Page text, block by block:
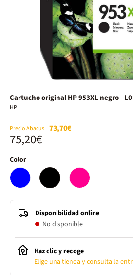
Cartucho original HP 953XL negro -
HP
Precio Abacus 73,70€
75,20€
Color
Disponibilidad online
No disponible
Haz clic y recoge
Elige una tienda y consulta la